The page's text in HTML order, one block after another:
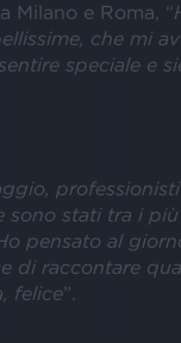
Milano e Roma, “
che mi
speciale e
sono stati tra i
pensato al
di raccontare
felice”.